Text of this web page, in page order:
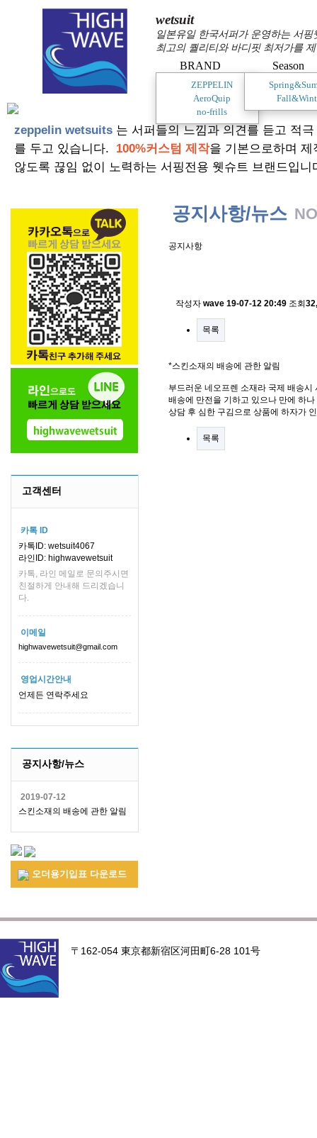
wetsuit
일본유일 한국서퍼가 운영하는 서
최고의 퀄리티와 바디핏 최저가를
BRAND
ZEPPELIN
AeroQuip
no-frills
Season
zeppelin wetsuits 는 서퍼들의 느낌과 의견를 듣고 적
를 두고 있습니다. 100%커스텀 제작을 기본으로하며
않도록 끊임 없이 노력하는 서핑전용 웻슈트 브랜드입니
고객센터
카톡 ID
카톡ID: wetsuit4067
라인ID: highwavewetsuit
카톡, 라인 메일로 문의주시면
친절하게 안내해 드리겠습니
다.
이메일
highwavewetsuit@gmail.com
영업시간안내
언제든 연락주세요
공지사항/뉴스
2019-07-12
스킨소재의 배송에 관한 알림
오더용기입표 다운로드
공지사항/뉴스
공지사항
작성자 wave 19-07-12 20:49 조회
목록
*스킨소재의 배송에 관한 알림
부드러운 네오프렌 소재라 국제 배송
배송에 만전을 기하고 있으나 만에 하
상담 후 심한 구김으로 상품에 하자가
목록
〒162-054 東京都新宿区河田町6-28 101号